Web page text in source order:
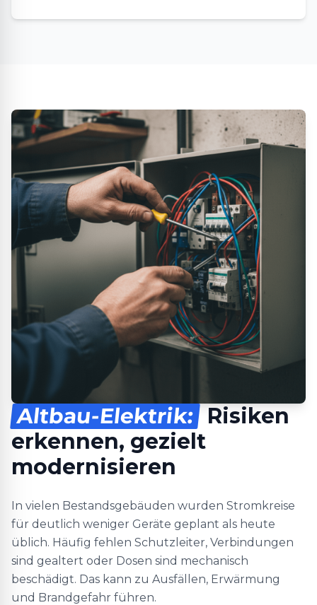
Altbau-Elektrik: Risiken
erkennen, gezielt
modernisieren
In vielen Bestandsgebäuden wurden Stromkreise
für deutlich weniger Geräte geplant als heute
üblich. Häufig fehlen Schutzleiter, Verbindungen
sind gealtert oder Dosen sind mechanisch
beschädigt. Das kann zu Ausfällen, Erwärmung
und Brandgefahr führen.